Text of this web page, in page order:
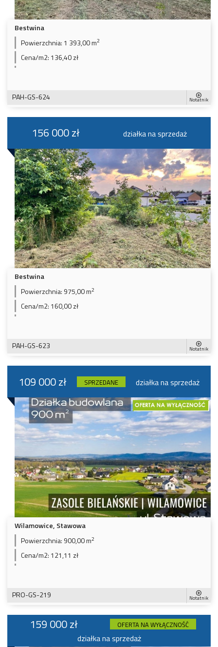
Bestwina
Powierzchnia: 1 393,00 m2
Cena/m2: 136,40 zł
PAH-GS-624 Notatnik
156 000 zł działka na sprzedaż
Bestwina
Powierzchnia: 975,00 m2
Cena/m2: 160,00 zł
PAH-GS-623 Notatnik
109 000 zł SPRZEDANE działka na sprzedaż
Wilamowice, Stawowa
Powierzchnia: 900,00 m2
Cena/m2: 121,11 zł
PRO-GS-219 Notatnik
159 000 zł OFERTA NA WYŁĄCZNOŚĆ
działka na sprzedaż